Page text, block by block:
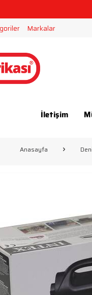
ALIŞVERİŞLERDE
Markalar
İletişim
Anasayfa